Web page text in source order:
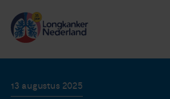
Longkanker
13 augustus 2025